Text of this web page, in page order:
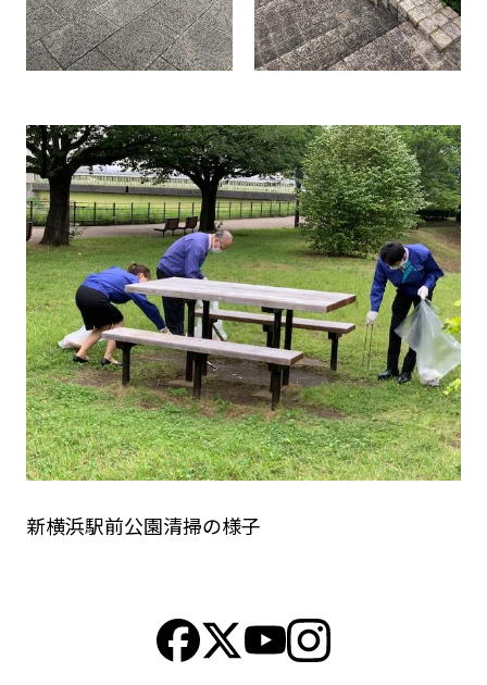
新横浜駅前公園清掃の様子